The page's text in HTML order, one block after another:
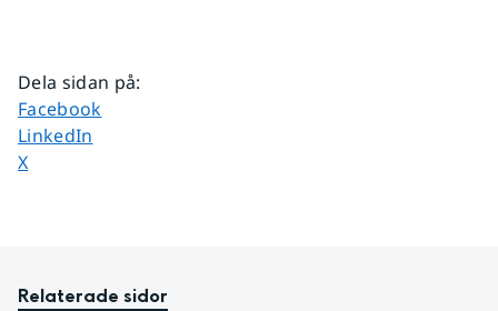
Dela sidan på:
Dela sidan på
Facebook
Dela sidan på
LinkedIn
Dela sidan på
X
Relaterade sidor